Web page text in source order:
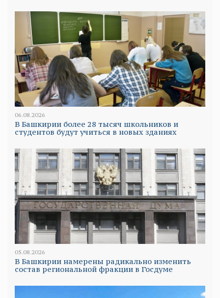
06.08.2026
В Башкирии более 28 тысяч школьников и
студентов будут учиться в новых зданиях
05.08.2026
В Башкирии намерены радикально изменить
состав региональной фракции в Госдуме